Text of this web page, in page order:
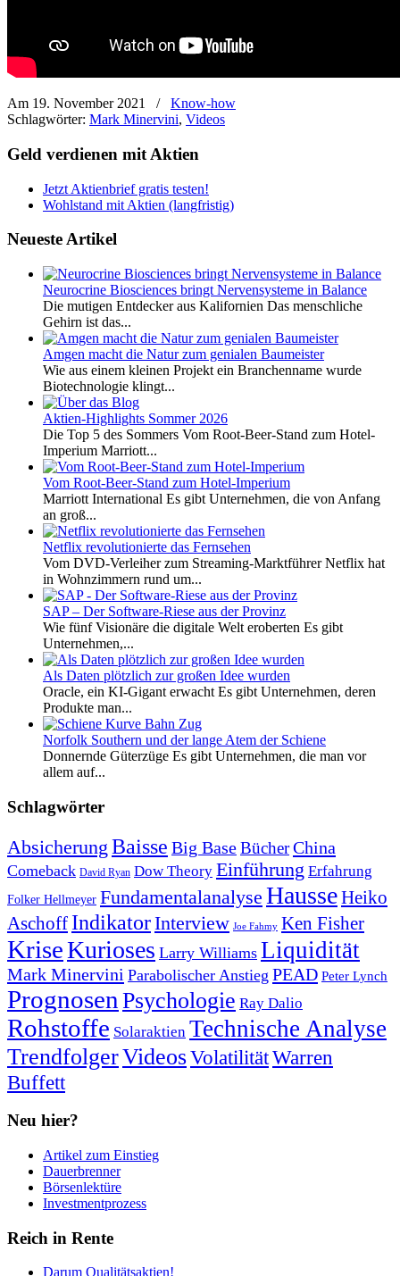
Am 19. November 2021 /
Know-how
Schlagwörter: Mark Minervini, Videos
Geld verdienen mit Aktien
Jetzt Aktienbrief gratis testen!
Wohlstand mit Aktien (langfristig)
Neueste Artikel
Neurocrine Biosciences bringt Nervensysteme in Balance
Die mutigen Entdecker aus Kalifornien Das menschliche
Gehirn ist das...
Amgen macht die Natur zum genialen Baumeister
Wie aus einem kleinen Projekt ein Branchenname wurde
Biotechnologie klingt...
Aktien-Highlights Sommer 2026
Die Top 5 des Sommers Vom Root-Beer-Stand zum Hotel-
Imperium Marriott...
Vom Root-Beer-Stand zum Hotel-Imperium
Marriott International Es gibt Unternehmen, die von Anfang
an groß...
Netflix revolutionierte das Fernsehen
Vom DVD-Verleiher zum Streaming-Marktführer Netflix hat
in Wohnzimmern rund um...
SAP – Der Software-Riese aus der Provinz
Wie fünf Visionäre die digitale Welt eroberten Es gibt
Unternehmen,...
Als Daten plötzlich zur großen Idee wurden
Oracle, ein KI-Gigant erwacht Es gibt Unternehmen, deren
Produkte man...
Norfolk Southern und der lange Atem der Schiene
Donnernde Güterzüge Es gibt Unternehmen, die man vor
allem auf...
Schlagwörter
Absicherung Baisse Big BaseBücherChina
Comeback David Ryan Dow Theory Einführung Erfahrung
Folker Hellmeyer Fundamentalanalyse HausseHeiko
Aschoff IndikatorInterview Joe Fahmy Ken Fisher
KriseKurioses Larry Williams Liquidität
Mark Minervini Parabolischer Anstieg PEAD Peter Lynch
Prognosen Psychologie Ray Dalio
Rohstoffe Solaraktien Technische Analyse
TrendfolgerVideosVolatilitätWarren
Buffett
Neu hier?
Artikel zum Einstieg
Dauerbrenner
Börsenlektüre
Investmentprozess
Reich in Rente
Darum Qualitätsaktien!